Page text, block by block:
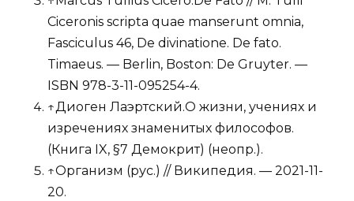
Ciceronis scripta quae manserunt omnia,
Fasciculus 46, De divinatione. De fato.
Timaeus. — Berlin, Boston: De Gruyter. —
ISBN 978-3-11-095254-4.
↑Диоген Лаэртский.О жизни, учениях и
изречениях знаменитых философов.
(Книга IX, §7 Демокрит) (неопр.).
↑Организм (рус.) // Википедия. — 2021-11-
20.